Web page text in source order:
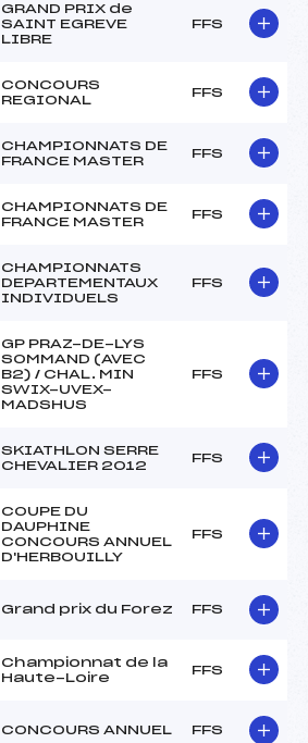
GRAND PRIX de
SAINT EGREVE
LIBRE
FFS
CONCOURS
REGIONAL
FFS
CHAMPIONNATS DE
FRANCE MASTER
FFS
CHAMPIONNATS DE
FRANCE MASTER
FFS
CHAMPIONNATS
DEPARTEMENTAUX
INDIVIDUELS
FFS
GP PRAZ-DE-LYS
SOMMAND (AVEC
B2) / CHAL. MIN
SWIX-UVEX-
MADSHUS
FFS
SKIATHLON SERRE
CHEVALIER 2012
FFS
COUPE DU
DAUPHINE
CONCOURS ANNUEL
D'HERBOUILLY
FFS
Grand prix du Forez FFS
Championnat de la
Haute-Loire
FFS
CONCOURS ANNUEL FFS